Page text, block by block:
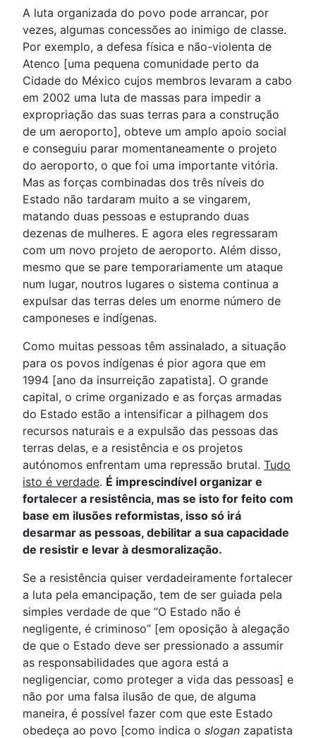
A luta organizada do povo pode arrancar, por
vezes, algumas concessões ao inimigo de classe.
Por exemplo, a defesa física e não-violenta de
Atenco [uma pequena comunidade perto da
Cidade do México cujos membros levaram a cabo
em 2002 uma luta de massas para impedir a
expropriação das suas terras para a construção
de um aeroporto], obteve um amplo apoio social
e conseguiu parar momentaneamente o projeto
do aeroporto, o que foi uma importante vitória.
Mas as forças combinadas dos três níveis do
Estado não tardaram muito a se vingarem,
matando duas pessoas e estuprando duas
dezenas de mulheres. E agora eles regressaram
com um novo projeto de aeroporto. Além disso,
mesmo que se pare temporariamente um ataque
num lugar, noutros lugares o sistema continua a
expulsar das terras deles um enorme número de
camponeses e indígenas.
Como muitas pessoas têm assinalado, a situação
para os povos indígenas é pior agora que em
1994 [ano da insurreição zapatista]. O grande
capital, o crime organizado e as forças armadas
do Estado estão a intensificar a pilhagem dos
recursos naturais e a expulsão das pessoas das
terras delas, e a resistência e os projetos
autónomos enfrentam uma repressão brutal. Tudo
isto é verdade. É imprescindível organizar e
fortalecer a resistência, mas se isto for feito com
base em ilusões reformistas, isso só irá
desarmar as pessoas, debilitar a sua capacidade
de resistir e levar à desmoralização.
Se a resistência quiser verdadeiramente fortalecer
a luta pela emancipação, tem de ser guiada pela
simples verdade de que “O Estado não é
negligente, é criminoso” [em oposição à alegação
de que o Estado deve ser pressionado a assumir
as responsabilidades que agora está a
negligenciar, como proteger a vida das pessoas] e
não por uma falsa ilusão de que, de alguma
maneira, é possível fazer com que este Estado
obedeça ao povo [como indica o slogan zapatista